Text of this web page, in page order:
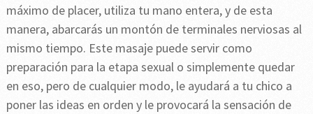
máximo de placer, utiliza tu mano entera, y de esta
manera, abarcarás un montón de terminales nerviosas al
mismo tiempo. Este masaje puede servir como
preparación para la etapa sexual o simplemente quedar
en eso, pero de cualquier modo, le ayudará a tu chico a
poner las ideas en orden y le provocará la sensación de